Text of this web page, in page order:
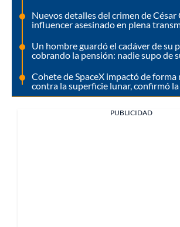
Nuevos detalles del crimen de César
influencer asesinado en plena
Un hombre guardó el cadáver de su
cobrando la pensión: nadie supo de
Cohete de SpaceX impactó de
contra la superficie lunar, confirmó
PUBLICIDAD